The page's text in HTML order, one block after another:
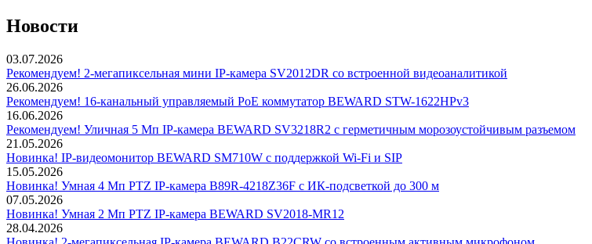
Новости
03.07.2026
Рекомендуем! 2-мегапиксельная мини IP-камера SV2012DR со встроенной видеоаналитикой
26.06.2026
Рекомендуем! 16-канальный управляемый PoE коммутатор BEWARD STW-1622HPv3
16.06.2026
Рекомендуем! Уличная 5 Мп IP-камера BEWARD SV3218R2 с герметичным морозоустойчивым разъемом
21.05.2026
Новинка! IP-видеомонитор BEWARD SM710W с поддержкой Wi-Fi и SIP
15.05.2026
Новинка! Умная 4 Мп PTZ IP-камера B89R-4218Z36F с ИК-подсветкой до 300 м
07.05.2026
Новинка! Умная 2 Мп PTZ IP-камера BEWARD SV2018-MR12
28.04.2026